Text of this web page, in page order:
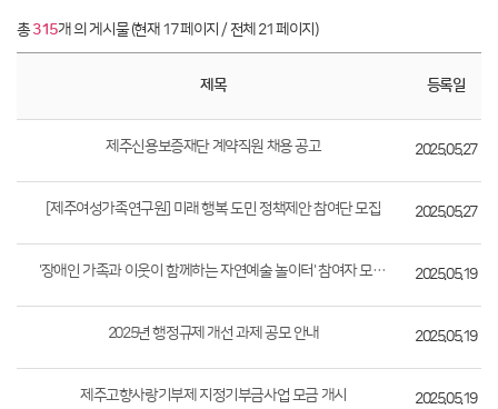
총315개 의 게시물 (현재 17 페이지 / 전체 21 페이지)
제목 등록일
제주신용보증재단 계약직원 채용 공고 2025.05.27
[제주여성가족연구원] 미래 행복 도민 정책제안 참여단 모집 2025.05.27
'장애인 가족과 이웃이 함께하는 자연예술 놀이터' 참여자 모집 알림 2025.05.19
2025년 행정규제 개선 과제 공모 안내 2025.05.19
제주고향사랑기부제 지정기부금사업 모금 개시 2025.05.19